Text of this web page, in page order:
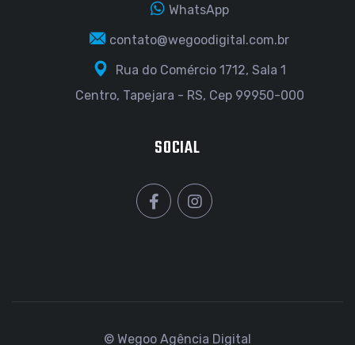
WhatsApp
contato@wegoodigital.com.br
Rua do Comércio 1712, Sala 1
Centro, Tapejara - RS, Cep 99950-000
SOCIAL
© Wegoo Agência Digital